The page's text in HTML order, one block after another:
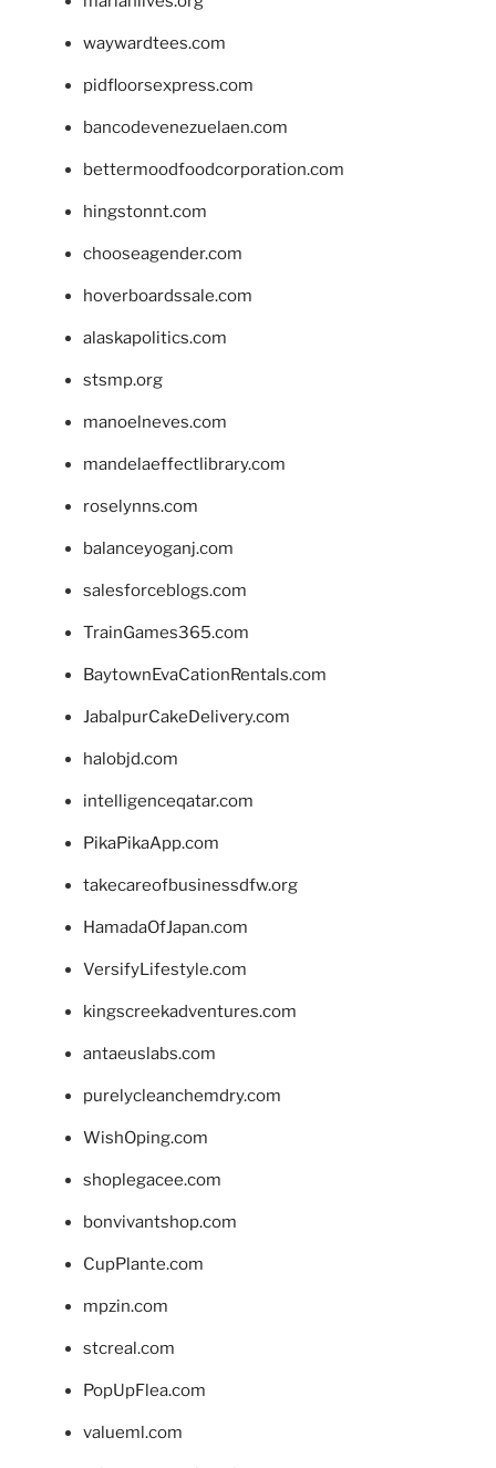
waywardtees.com
pidfloorsexpress.com
bancodevenezuelaen.com
bettermoodfoodcorporation.com
hingstonnt.com
chooseagender.com
hoverboardssale.com
alaskapolitics.com
stsmp.org
manoelneves.com
mandelaeffectlibrary.com
roselynns.com
balanceyoganj.com
salesforceblogs.com
TrainGames365.com
BaytownEvaCationRentals.com
JabalpurCakeDelivery.com
halobjd.com
intelligenceqatar.com
PikaPikaApp.com
takecareofbusinessdfw.org
HamadaOfJapan.com
VersifyLifestyle.com
kingscreekadventures.com
antaeuslabs.com
purelycleanchemdry.com
WishOping.com
shoplegacee.com
bonvivantshop.com
CupPlante.com
mpzin.com
stcreal.com
PopUpFlea.com
valueml.com